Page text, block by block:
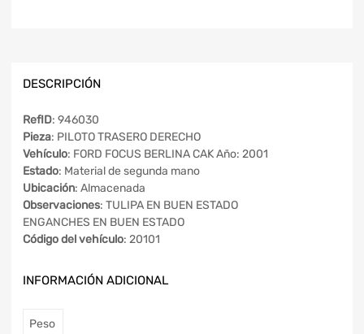
DESCRIPCIÓN
RefID: 946030
Pieza: PILOTO TRASERO DERECHO
Vehículo: FORD FOCUS BERLINA CAK Año: 2001
Estado: Material de segunda mano
Ubicación: Almacenada
Observaciones: TULIPA EN BUEN ESTADO
ENGANCHES EN BUEN ESTADO
Código del vehículo: 20101
INFORMACIÓN ADICIONAL
Peso